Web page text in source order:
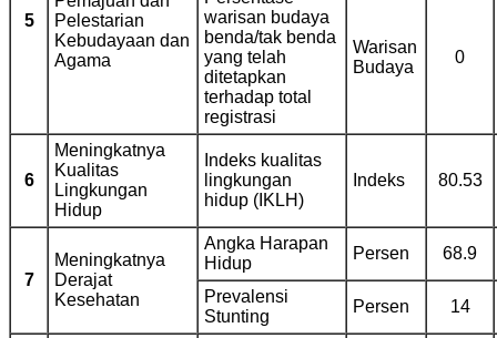
5
Pelestarian
Kebudayaan dan
Agama
warisan budaya
benda/tak benda
yang telah
ditetapkan
terhadap total
registrasi
Warisan
Budaya
0
6
Meningkatnya
Kualitas
Lingkungan
Hidup
Indeks kualitas
lingkungan
hidup (IKLH)
Indeks 80.53
7
Meningkatnya
Derajat
Kesehatan
Angka Harapan
Hidup
Persen 68.9
Prevalensi
Stunting
Persen 14